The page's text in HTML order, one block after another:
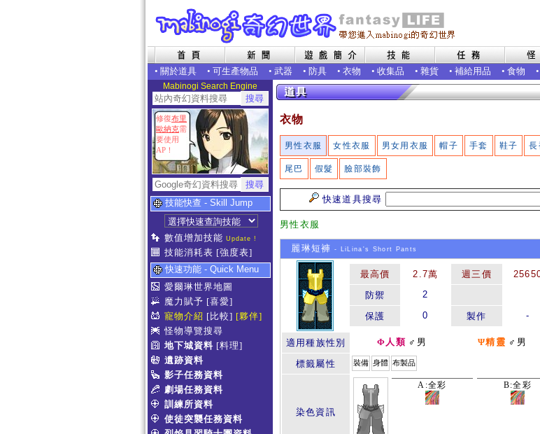
• 關於道具 • 可生產物品 • 武器 • 防具 • 衣物 • 收集品 • 雜貨 • 補給用品 • 食物 •
Mabinogi Search Engine
修復布里
歐納克需
要使用
AP！
技能快查 - Skill Jump
數值增加技能 Update !
技能消耗表 [強度表]
快速功能 - Quick Menu
愛爾琳世界地圖
魔力賦予 [喜愛]
寵物介紹 [比較] [夥伴]
怪物導覽搜尋
地下城資料 [料理]
遺跡資料
影子任務資料
劇場任務資料
訓練所資料
使徒突襲任務資料
衣物
男性衣服 女性衣服 男女用衣服 帽子 手套 鞋子 長
尾巴 假髮 臉部裝飾
快速道具搜尋
男性衣服
麗琳短褲 - LiLina's Short Pants
最高價 2.7萬 週三價
防禦
2
保護 0 製作 -
適用種族性別 Φ人類 ♂男 Ψ精靈 ♂男
標籤屬性 裝備 身體 布製品
染色資訊
A:全彩 B:全彩